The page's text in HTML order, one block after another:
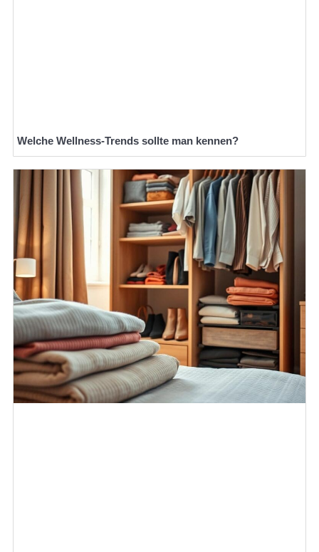
Welche Wellness-Trends sollte man kennen?